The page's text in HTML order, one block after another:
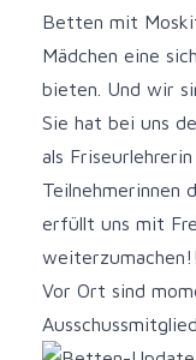
Betten mit
Mädchen eine
bieten. Und wir
Sie hat bei uns
als
Teilnehmerinnen
erfüllt uns mit
weiterzumachen!!
Vor Ort sind